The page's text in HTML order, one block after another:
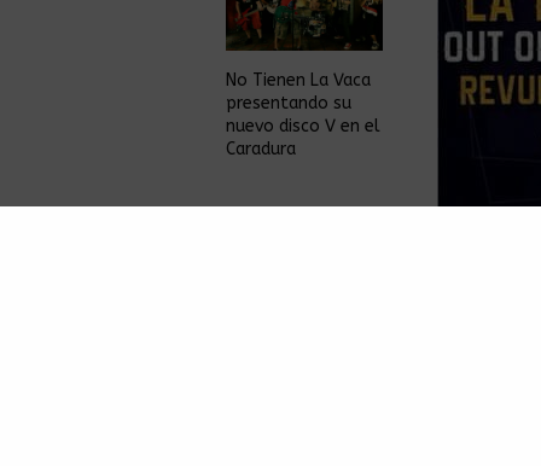
No Tienen La Vaca
presentando su
nuevo disco V en el
Caradura